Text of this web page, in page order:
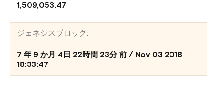
1,509,053.47
ジェネシスブロック:
7 年 9 か月 4日 22時間 23分 前 / Nov 03 2018
18:33:47